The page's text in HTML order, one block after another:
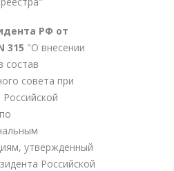
РФ от
315 "О внесении
состав
совета при
утвержденный
Российской